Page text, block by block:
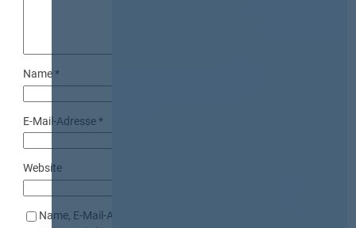
Name*
E-Mail-Adresse*
Website
Name, E-Mail-Adresse und Website in diesem Browser für